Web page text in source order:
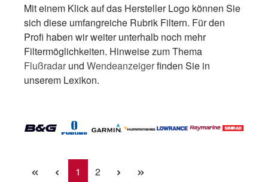
Mit einem Klick auf das Hersteller Logo können Sie
sich diese umfangreiche Rubrik Filtern. Für den
Profi haben wir weiter unterhalb noch mehr
Filtermöglichkeiten. Hinweise zum Thema
Flußradar und Wendeanzeigerfinden Sie in
unserem Lexikon.
Seite
1 Seite
2